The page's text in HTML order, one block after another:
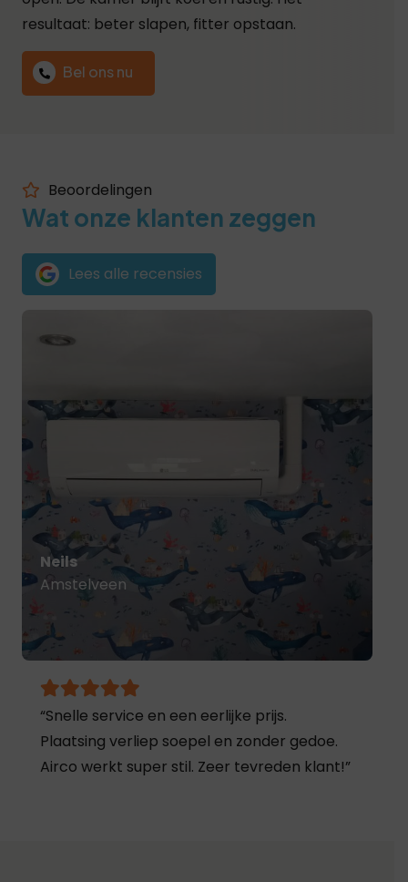
resultaat: beter slapen, fitter opstaan.
Bel ons nu
Beoordelingen
Wat onze klanten zeggen
Lees alle recensies
Kim
Zaandam
“Heel blij met het resultaat. Ze hebben
goed meegedacht over de plaatsing en
alles netjes achtergelaten. Werkt top!”